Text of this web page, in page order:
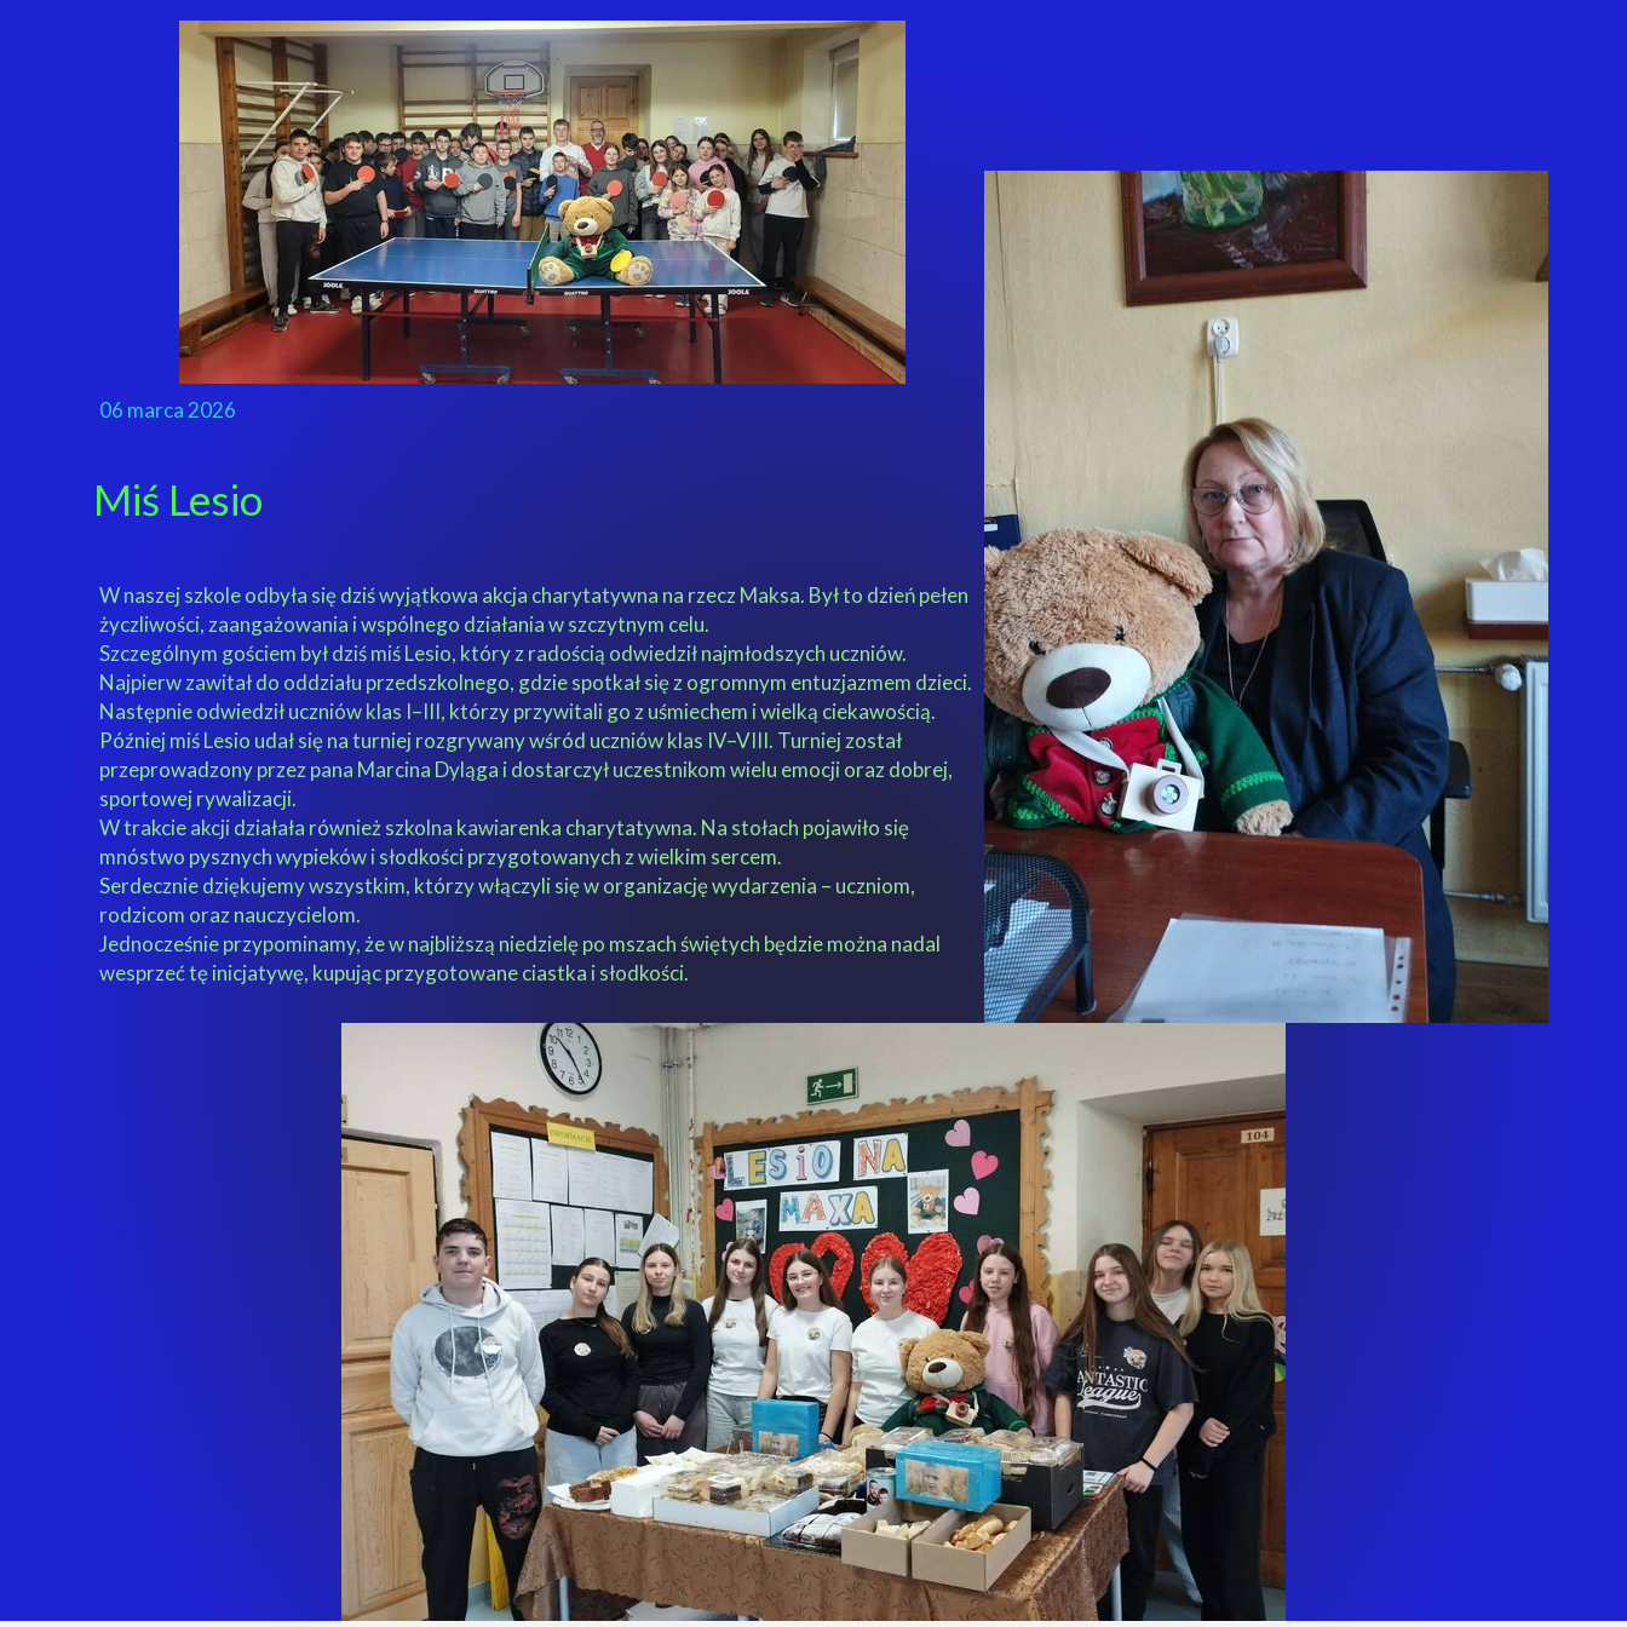
06 marca 2026
Miś Lesio
W naszej szkole odbyła się dziś wyjątkowa akcja charytatywna na rzecz Maksa. Był to dzień pełen
życzliwości, zaangażowania i wspólnego działania w szczytnym celu.
Szczególnym gościem był dziś miś Lesio, który z radością odwiedził najmłodszych uczniów.
Najpierw zawitał do oddziału przedszkolnego, gdzie spotkał się z ogromnym entuzjazmem dzieci.
Następnie odwiedził uczniów klas I–III, którzy przywitali go z uśmiechem i wielką ciekawością.
Później miś Lesio udał się na turniej rozgrywany wśród uczniów klas IV–VIII. Turniej został
przeprowadzony przez pana Marcina Dyląga i dostarczył uczestnikom wielu emocji oraz dobrej,
sportowej rywalizacji.
W trakcie akcji działała również szkolna kawiarenka charytatywna. Na stołach pojawiło się
mnóstwo pysznych wypieków i słodkości przygotowanych z wielkim sercem.
Serdecznie dziękujemy wszystkim, którzy włączyli się w organizację wydarzenia – uczniom,
rodzicom oraz nauczycielom.
Jednocześnie przypominamy, że w najbliższą niedzielę po mszach świętych będzie można nadal
wesprzeć tę inicjatywę, kupując przygotowane ciastka i słodkości.